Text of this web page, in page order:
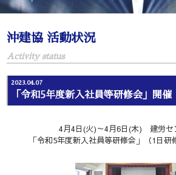
沖建協 活動状況
Activity status
2023.04.07
「令和5年度新入社員等研修会」開催
4月4日(火)～4月6日(木) 建労セ
「令和5年度新入社員等研修会」（1日研